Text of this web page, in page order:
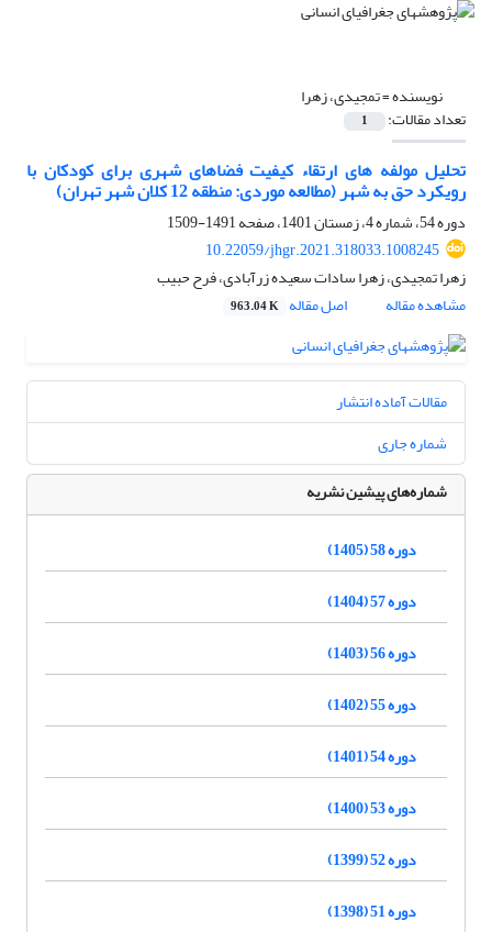
نویسنده =تمجیدی، زهرا
تعداد مقالات: 1
تحلیل مولفه های ارتقاء کیفیت فضاهای شهری برای کودکان با
رویکرد حق به شهر (مطالعه موردی: منطقه 12 کلان شهر تهران)
دوره 54، شماره 4، زمستان 1401، صفحه
1491-1509
10.22059/jhgr.2021.318033.1008245
زهرا تمجیدی، زهرا سادات سعیده زرآبادی، فرح حبیب
مشاهده مقاله
اصل مقاله 963.04 K
مقالات آماده انتشار
شماره جاری
شماره‌های پیشین نشریه
دوره 58 (1405)
دوره 57 (1404)
دوره 56 (1403)
دوره 55 (1402)
دوره 54 (1401)
دوره 53 (1400)
دوره 52 (1399)
دوره 51 (1398)